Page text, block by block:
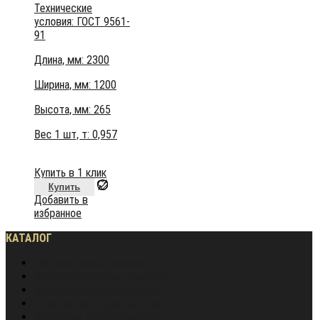
Технические
условия: ГОСТ 9561-
91
Длина, мм: 2300
Ширина, мм: 1200
Высота, мм: 265
Вес 1 шт, т: 0,957
Купить в 1 клик
Купить
Добавить в
избранное
КАТАЛОГ